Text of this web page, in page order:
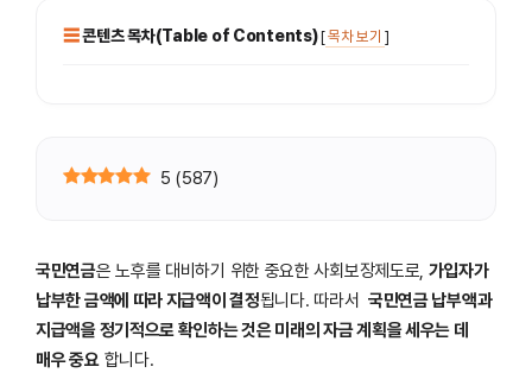
콘텐츠 목차(Table of Contents)[목차 보기 ]
5 (587)
국민연금은 노후를 대비하기 위한 중요한 사회보장제도로, 가입자가
납부한 금액에 따라 지급액이 결정됩니다. 따라서 국민연금 납부액과
지급액을 정기적으로 확인하는 것은 미래의 자금 계획을 세우는 데
매우 중요 합니다.